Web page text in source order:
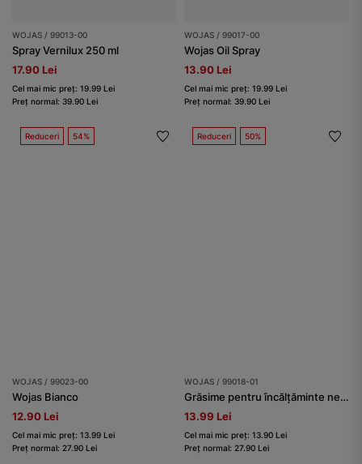
WOJAS / 99013-00
Spray Vernilux 250 ml
17.90 Lei
Cel mai mic preț: 19.99 Lei
Preț normal: 39.90 Lei
WOJAS / 99017-00
Wojas Oil Spray
13.90 Lei
Cel mai mic preț: 19.99 Lei
Preț normal: 39.90 Lei
Reduceri 54%
WOJAS / 99023-00
Wojas Bianco
12.90 Lei
Cel mai mic preț: 13.99 Lei
Preț normal: 27.90 Lei
Reduceri 50%
WOJAS / 99018-01
Grăsime pentru încălțăminte negru 50 ml
13.99 Lei
Cel mai mic preț: 13.90 Lei
Preț normal: 27.90 Lei